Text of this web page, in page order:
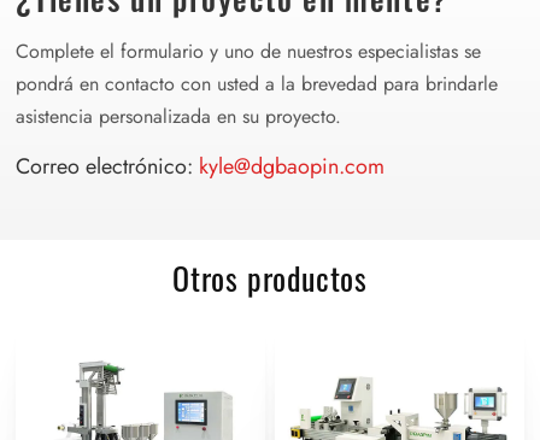
Complete el formulario y uno de nuestros especialistas se
pondrá en contacto con usted a la brevedad para brindarle
asistencia personalizada en su proyecto.
Correo electrónico: kyle@dgbaopin.com
Otros productos